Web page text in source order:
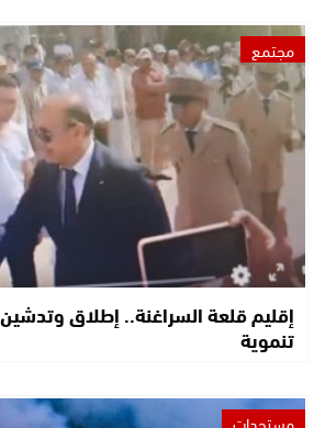
مجتمع
إقليم قلعة السراغنة.. إطلاق
تنموية